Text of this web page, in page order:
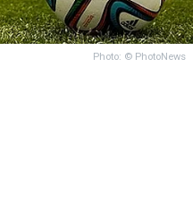
Photo: © PhotoNews